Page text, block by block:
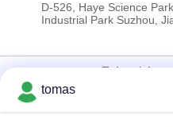
D-526, Haye Science
Industrial Park Suzhou,
Πολιτική
Κίνα Καλό Ποιότητα Μέρη
2026 SMT PARTS
tomas